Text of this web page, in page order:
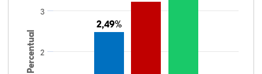
Percentual
2,49%
2,49%
2
3